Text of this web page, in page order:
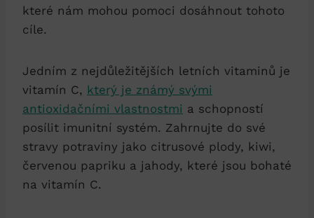
které nám mohou pomoci dosáhnout tohoto
cíle.
Jedním z nejdůležitějších letních vitaminů je
vitamín C, který je známý svými
antioxidačními vlastnostmi a schopností
posílit imunitní systém. Zahrnujte do své
stravy potraviny jako citrusové plody, kiwi,
červenou papriku a jahody, které jsou bohaté
na vitamín C.